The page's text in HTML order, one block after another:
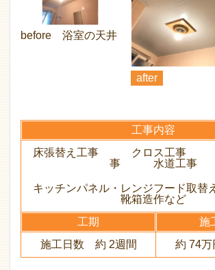
before 浴室の天井
after
工事内容
床張替え工事 クロス工事
事 水道工事
キッチンパネル・レンジフード
靴箱造作など
工期
施
施工日数 約 2週間
約 74万